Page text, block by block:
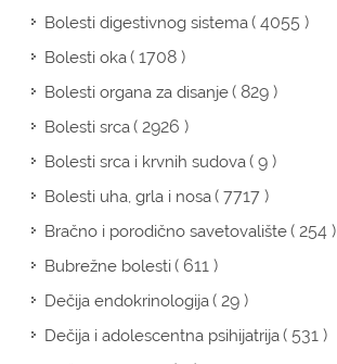
Bolesti digestivnog sistema( 4055 )
Bolesti oka( 1708 )
Bolesti organa za disanje( 829 )
Bolesti srca( 2926 )
Bolesti srca i krvnih sudova( 9 )
Bolesti uha, grla i nosa( 7717 )
Bračno i porodično savetovalište( 254 )
Bubrežne bolesti( 611 )
Dečija endokrinologija( 29 )
Dečija i adolescentna psihijatrija( 531 )